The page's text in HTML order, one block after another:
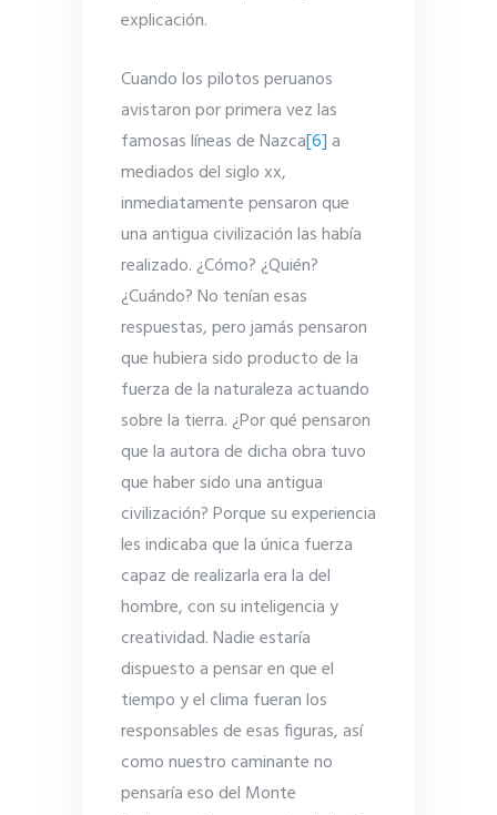
explicación.
Cuando los pilotos peruanos
avistaron por primera vez las
famosas líneas de Nazca[6]a
mediados del siglo xx,
inmediatamente pensaron que
una antigua civilización las había
realizado. ¿Cómo? ¿Quién?
¿Cuándo? No tenían esas
respuestas, pero jamás pensaron
que hubiera sido producto de la
fuerza de la naturaleza actuando
sobre la tierra. ¿Por qué pensaron
que la autora de dicha obra tuvo
que haber sido una antigua
civilización? Porque su experiencia
les indicaba que la única fuerza
capaz de realizarla era la del
hombre, con su inteligencia y
creatividad. Nadie estaría
dispuesto a pensar en que el
tiempo y el clima fueran los
responsables de esas figuras, así
como nuestro caminante no
pensaría eso del Monte